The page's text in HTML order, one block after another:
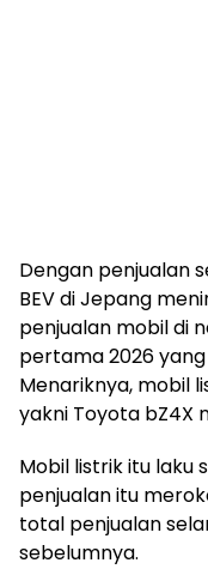
Dengan penjualan
BEV di Jepang
penjualan mobil di
pertama 2026 yang
Menariknya, mobil
yakni Toyota bZ4X
Mobil listrik itu laku
penjualan itu
total penjualan
sebelumnya.